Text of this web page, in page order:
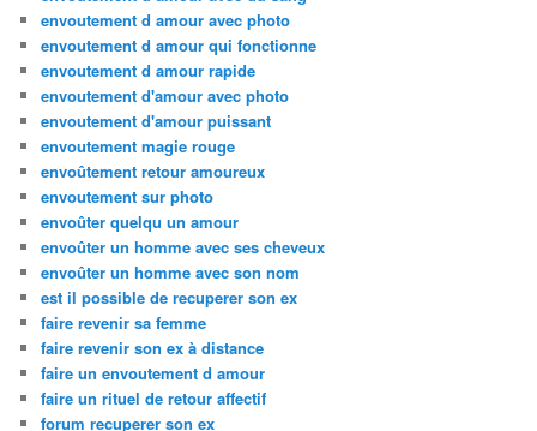
envoutement d amour avec photo
envoutement d amour qui fonctionne
envoutement d amour rapide
envoutement d'amour avec photo
envoutement d'amour puissant
envoutement magie rouge
envoûtement retour amoureux
envoutement sur photo
envoûter quelqu un amour
envoûter un homme avec ses cheveux
envoûter un homme avec son nom
est il possible de recuperer son ex
faire revenir sa femme
faire revenir son ex à distance
faire un envoutement d amour
faire un rituel de retour affectif
forum recuperer son ex